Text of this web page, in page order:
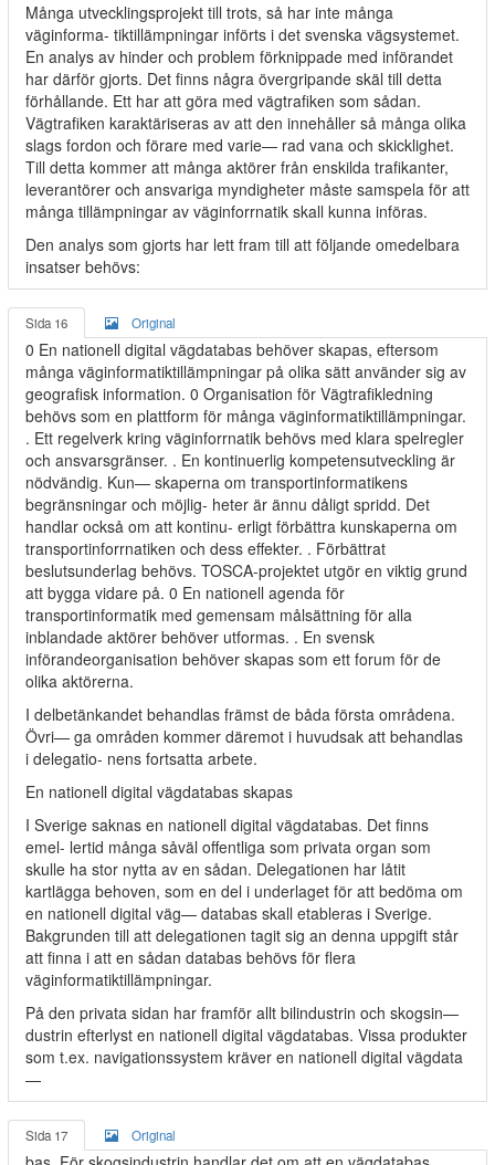
Många utvecklingsprojekt till trots, så har inte många
väginforma- tiktillämpningar införts i det svenska vägsystemet.
En analys av hinder och problem förknippade med införandet
har därför gjorts. Det finns några övergripande skäl till detta
förhållande. Ett har att göra med vägtrafiken som sådan.
Vägtrafiken karaktäriseras av att den innehåller så många olika
slags fordon och förare med varie— rad vana och skicklighet.
Till detta kommer att många aktörer från enskilda trafikanter,
leverantörer och ansvariga myndigheter måste samspela för att
många tillämpningar av väginforrnatik skall kunna införas.
Den analys som gjorts har lett fram till att följande omedelbara
insatser behövs:
Sida 16 Original
0 En nationell digital vägdatabas behöver skapas, eftersom
många väginformatiktillämpningar på olika sätt använder sig av
geografisk information. 0 Organisation för Vägtrafikledning
behövs som en plattform för många väginformatiktillämpningar.
. Ett regelverk kring väginforrnatik behövs med klara spelregler
och ansvarsgränser. . En kontinuerlig kompetensutveckling är
nödvändig. Kun— skaperna om transportinformatikens
begränsningar och möjlig- heter är ännu dåligt spridd. Det
handlar också om att kontinu- erligt förbättra kunskaperna om
transportinforrnatiken och dess effekter. . Förbättrat
beslutsunderlag behövs. TOSCA-projektet utgör en viktig grund
att bygga vidare på. 0 En nationell agenda för
transportinformatik med gemensam målsättning för alla
inblandade aktörer behöver utformas. . En svensk
införandeorganisation behöver skapas som ett forum för de
olika aktörerna.
I delbetänkandet behandlas främst de båda första områdena.
Övri— ga områden kommer däremot i huvudsak att behandlas
i delegatio- nens fortsatta arbete.
En nationell digital vägdatabas skapas
I Sverige saknas en nationell digital vägdatabas. Det finns
emel- lertid många såväl offentliga som privata organ som
skulle ha stor nytta av en sådan. Delegationen har låtit
kartlägga behoven, som en del i underlaget för att bedöma om
en nationell digital väg— databas skall etableras i Sverige.
Bakgrunden till att delegationen tagit sig an denna uppgift står
att finna i att en sådan databas behövs för flera
väginformatiktillämpningar.
På den privata sidan har framför allt bilindustrin och skogsin—
dustrin efterlyst en nationell digital vägdatabas. Vissa produkter
som t.ex. navigationssystem kräver en nationell digital vägdata
—
Sida 17 Original